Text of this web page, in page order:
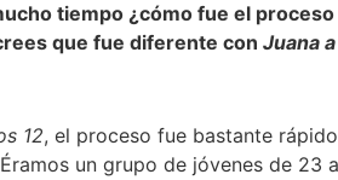
tiempo ¿cómo fue el
que fue diferente con Juana
12, el proceso fue bastante
un grupo de jóvenes de 23